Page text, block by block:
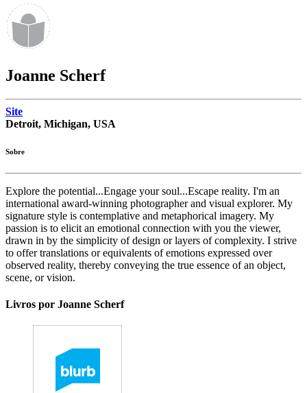
Joanne Scherf
Site
Detroit, Michigan, USA
Sobre
Explore the potential...Engage your soul...Escape reality. I'm an
international award-winning photographer and visual explorer. My
signature style is contemplative and metaphorical imagery. My
passion is to elicit an emotional connection with you the viewer,
drawn in by the simplicity of design or layers of complexity. I strive
to offer translations or equivalents of emotions expressed over
observed reality, thereby conveying the true essence of an object,
scene, or vision.
Livros por Joanne Scherf